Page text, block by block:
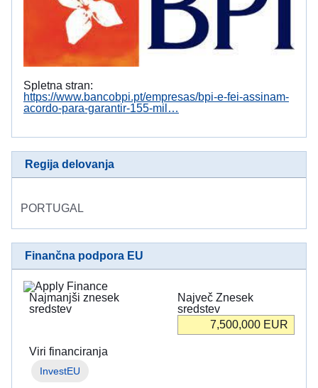
Spletna stran:
https://www.bancobpi.pt/empresas/bpi-e-fei-assinam-
acordo-para-garantir-155-mil…
Regija delovanja
PORTUGAL
Finančna podpora EU
Najmanjši znesek
sredstev
Največ Znesek
sredstev
7,500,000 EUR
Viri financiranja
InvestEU